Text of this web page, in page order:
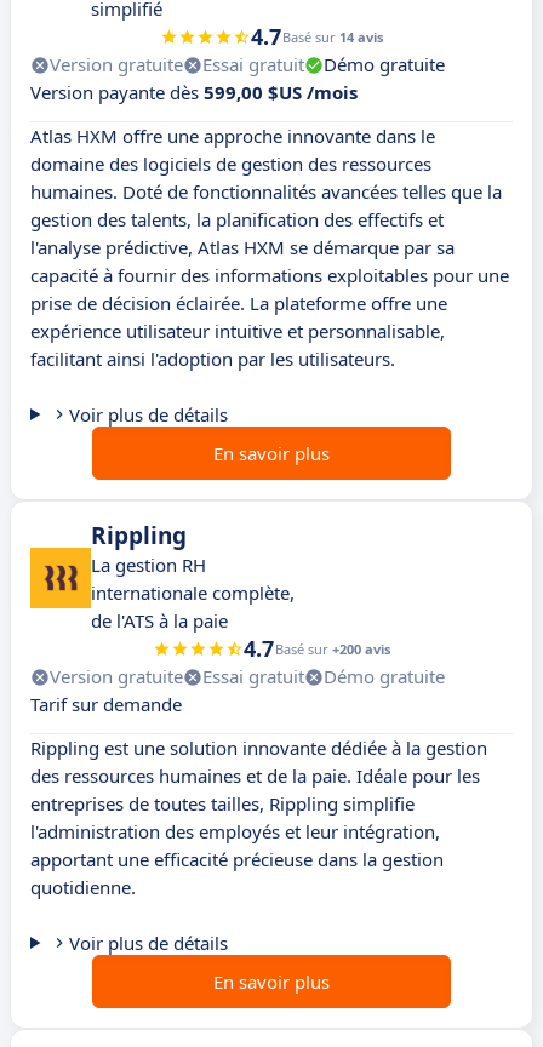
simplifié
4.7Basé sur 14 avis
Version gratuite Essai gratuit
Démo gratuite
Version payante dès 599,00 $US /mois
Atlas HXM offre une approche innovante dans le
domaine des logiciels de gestion des ressources
humaines. Doté de fonctionnalités avancées telles que la
gestion des talents, la planification des effectifs et
l'analyse prédictive, Atlas HXM se démarque par sa
capacité à fournir des informations exploitables pour une
prise de décision éclairée. La plateforme offre une
expérience utilisateur intuitive et personnalisable,
facilitant ainsi l'adoption par les utilisateurs.
Voir plus de détails
En savoir plus
Rippling
La gestion RH
internationale complète,
de l'ATS à la paie
4.7Basé sur +200 avis
Version gratuite Essai gratuit
Démo gratuite
Tarif sur demande
Rippling est une solution innovante dédiée à la gestion
des ressources humaines et de la paie. Idéale pour les
entreprises de toutes tailles, Rippling simplifie
l'administration des employés et leur intégration,
apportant une efficacité précieuse dans la gestion
quotidienne.
Voir plus de détails
En savoir plus